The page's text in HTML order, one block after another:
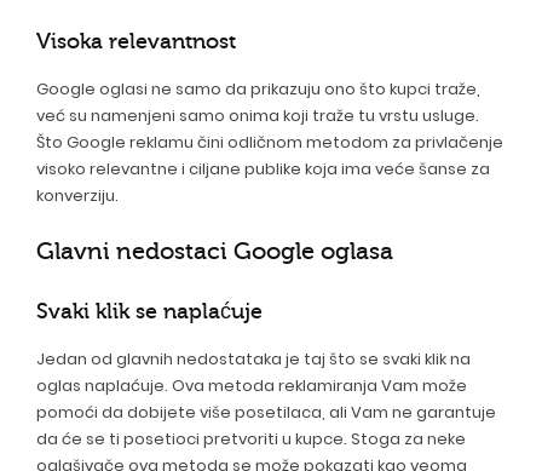
Visoka relevantnost
Google oglasi ne samo da prikazuju ono što kupci traže,
već su namenjeni samo onima koji traže tu vrstu usluge.
Što Google reklamu čini odličnom metodom za privlačenje
visoko relevantne i ciljane publike koja ima veće šanse za
konverziju.
Glavni nedostaci Google oglasa
Svaki klik se naplaćuje
Jedan od glavnih nedostataka je taj što se svaki klik na
oglas naplaćuje. Ova metoda reklamiranja Vam može
pomoći da dobijete više posetilaca, ali Vam ne garantuje
da će se ti posetioci pretvoriti u kupce. Stoga za neke
oglašivače ova metoda se može pokazati kao veoma